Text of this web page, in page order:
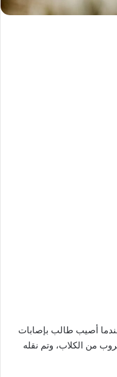
أصيب طالب بإصابات
من الكلاب، وتم نقله